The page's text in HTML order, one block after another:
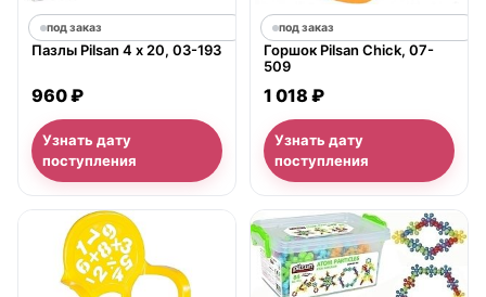
под заказ
Пазлы Pilsan 4 х 20, 03-193
960 ₽
Узнать дату
поступления
под заказ
Горшок Pilsan Chick, 07-
509
1 018 ₽
Узнать дату
поступления